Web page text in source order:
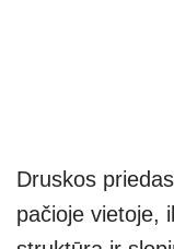
Druskos
pačioje vietoje,